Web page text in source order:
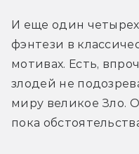
И еще один
фэнтези в
мотивах. Есть,
злодей не
миру великое Зло.
пока